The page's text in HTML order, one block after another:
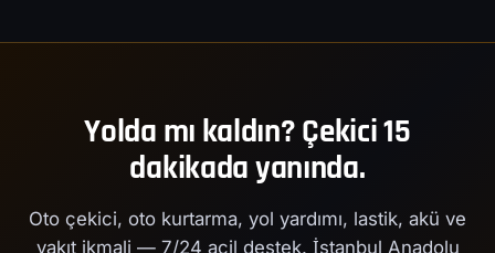
Yolda mı kaldın? Çekici 15
dakikada yanında.
Oto çekici, oto kurtarma, yol yardımı, lastik, akü ve
yakıt ikmali — 7/24 acil destek. İstanbul Anadolu